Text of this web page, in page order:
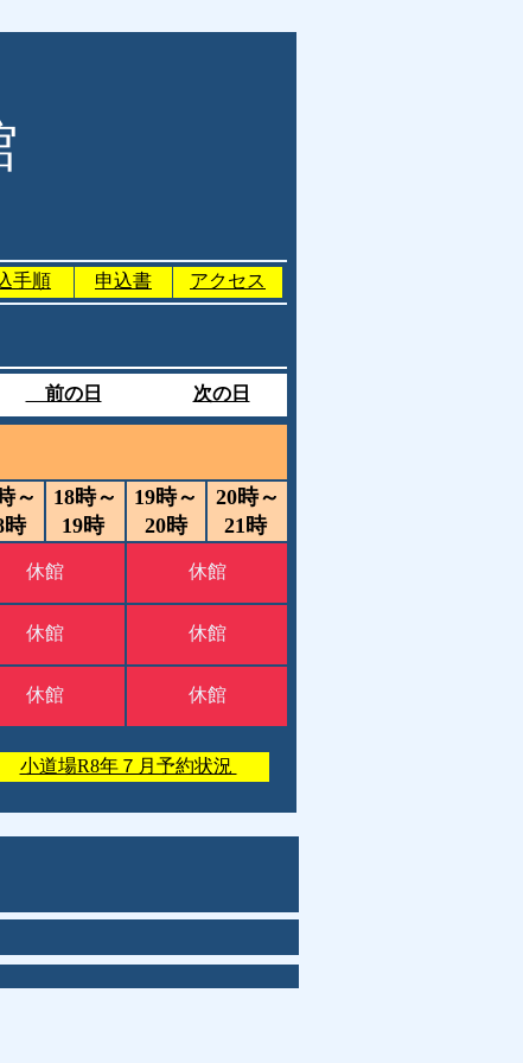
手順 申込書 アクセス
前の日 次の日
～
時
18時～
19時
19時～
20時
20時～
21時
休館 休館
休館 休館
休館 休館
小道場R8年７月予約状況